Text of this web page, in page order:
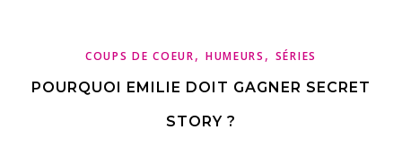
COUPS DE COEUR, HUMEURS , SÉRIES
POURQUOI EMILIE DOIT GAGNER SECRET
STORY ?